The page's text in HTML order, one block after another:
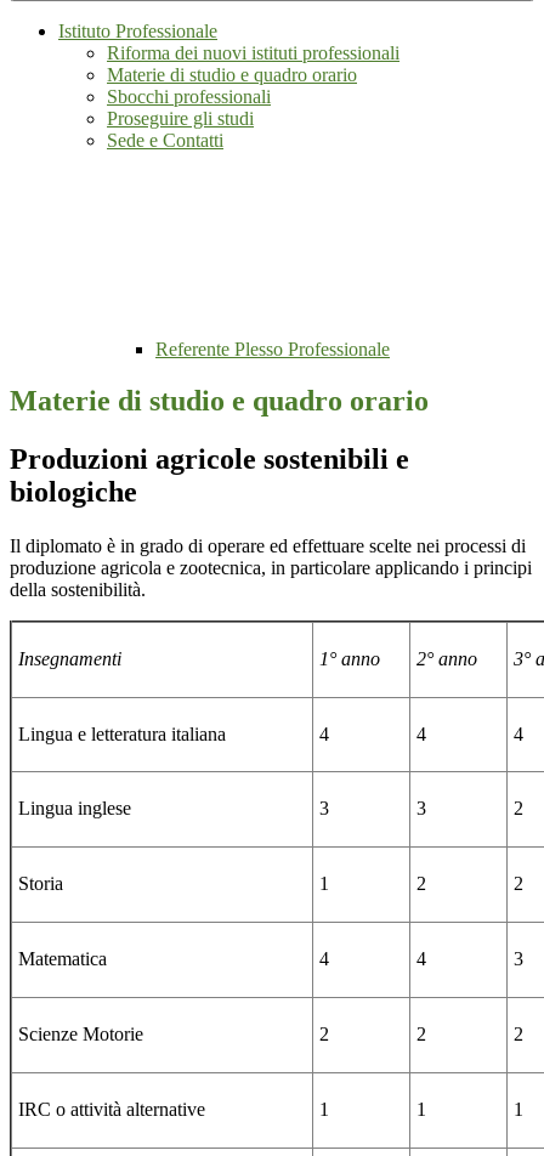
Istituto Professionale
Riforma dei nuovi istituti professionali
Materie di studio e quadro orario
Sbocchi professionali
Proseguire gli studi
Sede e Contatti
Referente Plesso Professionale
Materie di studio e quadro orario
Produzioni agricole sostenibili e
biologiche
Il diplomato è in grado di operare ed effettuare scelte nei processi di
produzione agricola e zootecnica, in particolare applicando i principi
della sostenibilità.
Insegnamenti 1° anno 2° anno 3°
Lingua e letteratura italiana 4 4 4
Lingua inglese 3 3 2
Storia 1 2 2
Matematica 4 4 3
Scienze Motorie 2 2 2
IRC o attività alternative 1 1 1